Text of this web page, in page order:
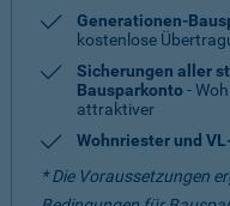
Generationen-
kostenlose
Sicherungen aller
Bausparkonto-
attraktiver
Wohnriester und
* Die Voraussetzungen